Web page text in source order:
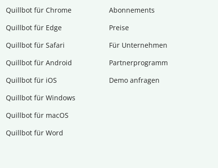
Quillbot für Chrome
Quillbot für Edge
Quillbot für Safari
Quillbot für Android
Quillbot für iOS
Quillbot für Windows
Quillbot für macOS
Quillbot für Word
Abon­ne­ments
Preise
Für Unternehmen
Partnerprogramm
Demo anfragen